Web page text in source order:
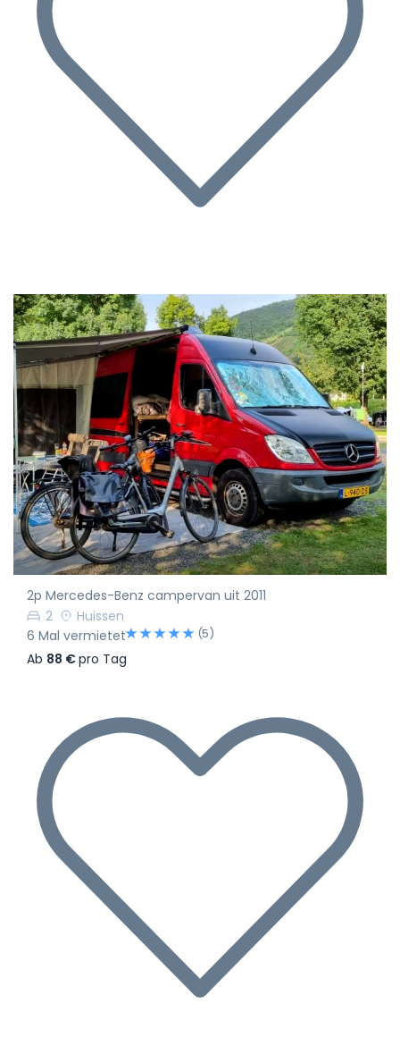
2p Mercedes-Benz campervan uit 2011
2
Huissen
6 Mal vermietet
(5)
Ab 88 €pro Tag